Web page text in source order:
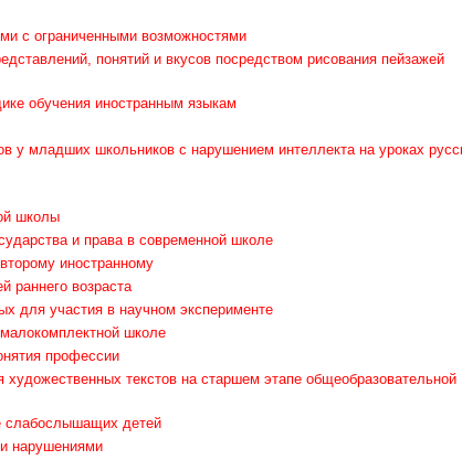
с ограниченными возможностями
понятий и вкусов посредством рисования пейзажей
обучения иностранным языкам
у младших школьников с нарушением интеллекта на уроках
школы
и права в современной школе
иностранному
раннего возраста
для участия в научном эксперименте
школе
профессии
художественных текстов на старшем этапе общеобразовательной
слабослышащих детей
нарушениями